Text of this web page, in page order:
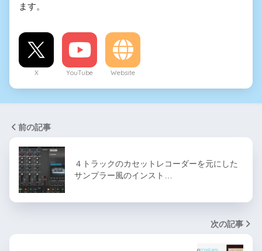
ます。
X YouTube Website
前の記事
４トラックのカセットレコーダーを元にした
サンプラー風のインスト…
次の記事